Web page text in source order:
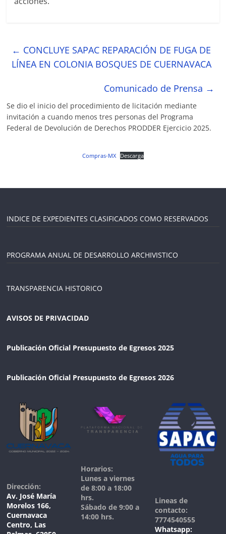
← CONCLUYE SAPAC REPARACIÓN DE FUGA DE
LÍNEA EN COLONIA BOSQUES DE CUERNAVACA
Comunicado de Prensa →
Se dio el inicio del procedimiento de licitación mediante
invitación a cuando menos tres personas del Programa
Federal de Devolución de Derechos PRODDER Ejercicio 2025.
Compras-MX Descarga
INDICE DE EXPEDIENTES CLASIFICADOS COMO RESERVADOS
PROGRAMA ANUAL DE DESARROLLO ARCHIVISTICO
TRANSPARENCIA HISTORICO
AVISOS DE PRIVACIDAD
Publicación Oficial Presupuesto de Egresos 2025
Publicación Oficial Presupuesto de Egresos 2026
Dirección:
Av. José María
Morelos 166,
Cuernavaca
Centro, Las
Horarios:
Lunes a viernes
de 8:00 a 18:00
hrs.
Sábado de 9:00 a
14:00 hrs.
Lineas de
contacto:
7774540555
Whatsapp: